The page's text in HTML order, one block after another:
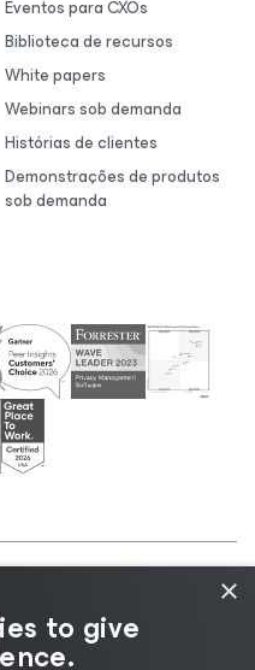
Eventos para CXOs
Biblioteca de recursos
White papers
Webinars sob demanda
Histórias de clientes
Demonstrações de produtos
sob demanda
|
|Política de
para Fornecedores
×
to give